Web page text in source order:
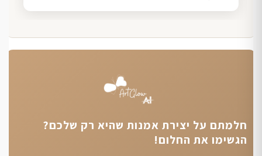
חלמתם על יצירת אמנות שהיא רק שלכם?
הגשימו את החלום!